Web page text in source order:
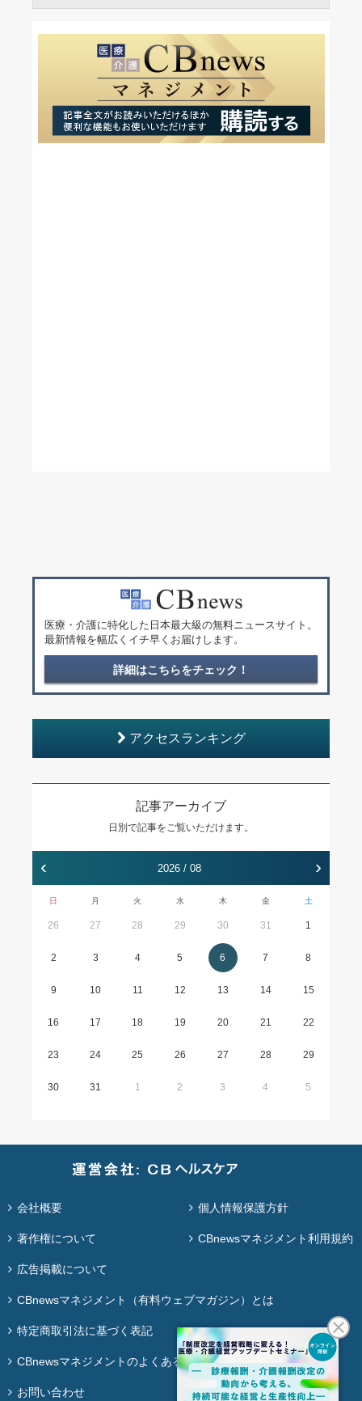
医療・介護に特化した日本最大級の無料ニュースサイト。
最新情報を幅広くイチ早くお届けします。
詳細はこちらをチェック！
アクセスランキング
記事アーカイブ
日別で記事をご覧いただけます。
‹ 2026 / 08 ›
日 月 火 水 木 金 土
26 27 28 29 30 31 1
2 3 4 5 6 7 8
9 10 11 12 13 14 15
16 17 18 19 20 21 22
23 24 25 26 27 28 29
30 31 1 2 3 4 5
会社概要 個人情報保護方針
著作権について CBnewsマネジメント利用規約
広告掲載について
CBnewsマネジメント（有料ウェブマガジン）とは
特定商取引法に基づく表記
CBnewsマネジメントのよくある質問
お問い合わせ